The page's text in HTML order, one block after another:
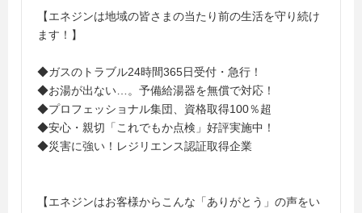
【エネジンは地域の皆さまの当たり前の生活を守り続け
ます！】
◆ガスのトラブル24時間365日受付・急行！
◆お湯が出ない…。予備給湯器を無償で対応！
◆プロフェッショナル集団、資格取得100％超
◆安心・親切「これでもか点検」好評実施中！
◆災害に強い！レジリエンス認証取得企業
【エネジンはお客様からこんな「ありがとう」の声をい